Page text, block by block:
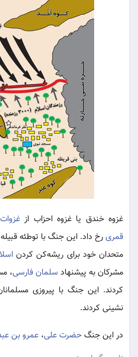
غزوه خندق یا غزوه احزاب از
قمریرخ داد. این جنگ با توطئه قبیله
متحدان خود برای ریشه‌کن کردن
مشرکان به پیشنهاد سلمان فارسی،
کردند. این جنگ با پیروزی
نشینی کردند.
در این جنگحضرت علی، عمرو بن